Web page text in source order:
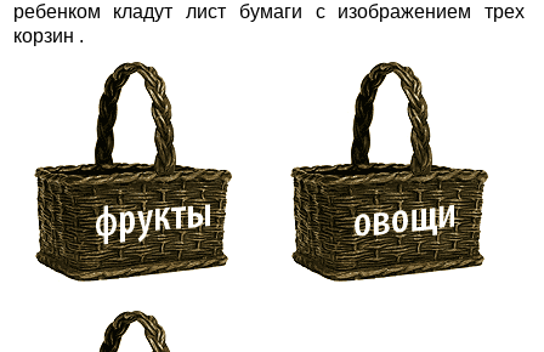
ребенком кладут лист бумаги с изображением трех
корзин .